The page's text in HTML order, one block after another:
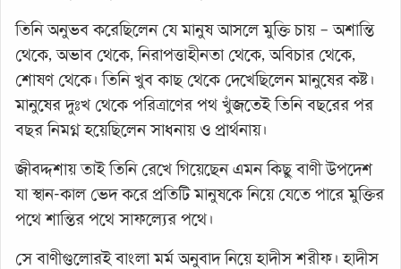
তিনি অনুভব করেছিলেন যে মানুষ আসলে মুক্তি চায় – অশান্তি
থেকে, অভাব থেকে, নিরাপত্তাহীনতা থেকে, অবিচার থেকে,
শোষণ থেকে। তিনি খুব কাছ থেকে দেখেছিলেন মানুষের কষ্ট।
মানুষের দুঃখ থেকে পরিত্রাণের পথ খুঁজতেই তিনি বছরের পর
বছর নিমগ্ন হয়েছিলেন সাধনায় ও প্রার্থনায়।
জীবদ্দশায় তাই তিনি রেখে গিয়েছেন এমন কিছু বাণী উপদেশ
যা স্থান-কাল ভেদ করে প্রতিটি মানুষকে নিয়ে যেতে পারে মুক্তির
পথে শান্তির পথে সাফল্যের পথে।
সে বাণীগুলোরই বাংলা মর্ম অনুবাদ নিয়ে হাদীস শরীফ। হাদীস